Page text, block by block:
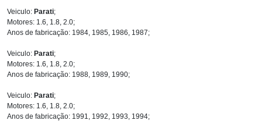
Veiculo: Parati;
Motores: 1.6, 1.8, 2.0;
Anos de fabricação: 1984, 1985, 1986, 1987;
Veiculo: Parati;
Motores: 1.6, 1.8, 2.0;
Anos de fabricação: 1988, 1989, 1990;
Veiculo: Parati;
Motores: 1.6, 1.8, 2.0;
Anos de fabricação: 1991, 1992, 1993, 1994;